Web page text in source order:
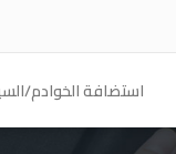
استضافة الخوادم/